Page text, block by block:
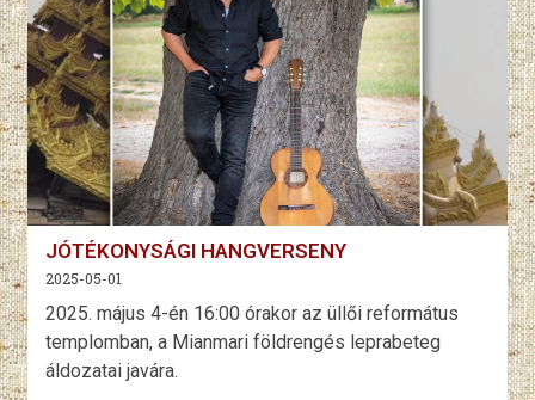
JÓTÉKONYSÁGI HANGVERSENY
2025-05-01
2025. május 4-én 16:00 órakor az üllői református
templomban, a Mianmari földrengés leprabeteg
áldozatai javára.